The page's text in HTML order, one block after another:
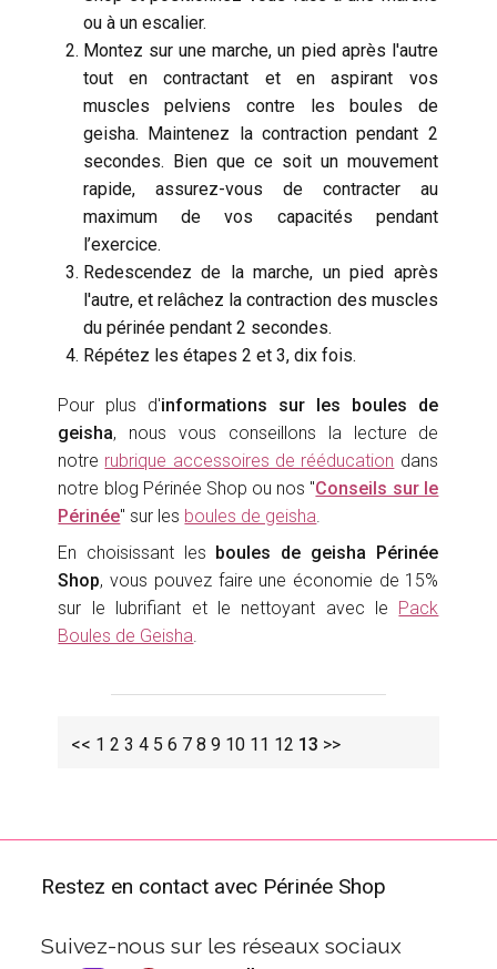
ou à un escalier.
Montez sur une marche, un pied après l'autre
tout en contractant et en aspirant vos
muscles pelviens contre les boules de
geisha. Maintenez la contraction pendant 2
secondes. Bien que ce soit un mouvement
rapide, assurez-vous de contracter au
maximum de vos capacités pendant
l’exercice.
Redescendez de la marche, un pied après
l'autre, et relâchez la contraction des muscles
du périnée pendant 2 secondes.
Répétez les étapes 2 et 3, dix fois.
Pour plus d'informations sur les boules de
geisha, nous vous conseillons la lecture de
notre rubrique accessoires de rééducation dans
notre blog Périnée Shop ou nos "Conseils sur le
Périnée" sur les boules de geisha
En choisissant les boules de geisha Périnée
Shop, vous pouvez faire une économie de 15%
sur le lubrifiant et le nettoyant avec le Pack
Boules de Geisha
<< 1 2 3 4 5 6 7 8 9 10 11 12 13 >>
Restez en contact avec Périnée Shop
Suivez-nous sur les réseaux sociaux